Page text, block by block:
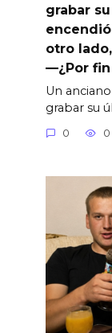
grabar
otro
—¿Por fin
Un
grabar su
0 0